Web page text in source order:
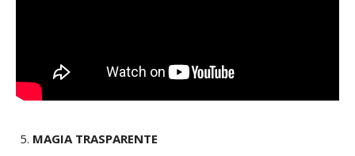
MAGIA TRASPARENTE